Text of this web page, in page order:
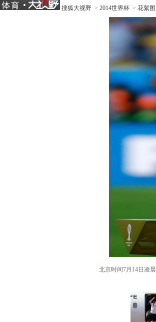
搜狐大视野 > 2014世界杯 > 花絮
北京时间7月14日凌